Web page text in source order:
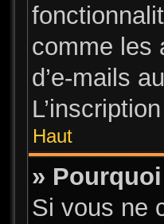
comme les
d’e-mails
Haut
»
Si vous ne